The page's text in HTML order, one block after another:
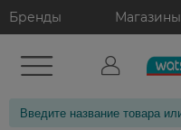
Бренды Магазины